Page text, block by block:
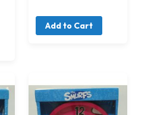
Add to Cart